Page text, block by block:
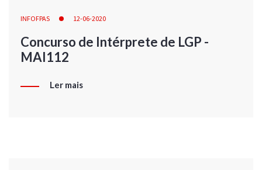
INFOFPAS 12-06-2020
Concurso de Intérprete de LGP -
MAI112
Ler mais